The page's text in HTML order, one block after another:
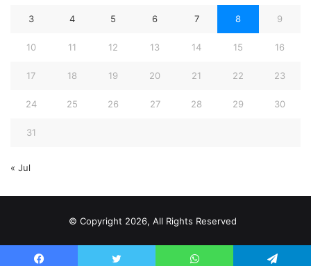
3 4 5 6 7 8 9
10 11 12 13 14 15 16
17 18 19 20 21 22 23
24 25 26 27 28 29 30
31
« Jul
© Copyright 2026, All Rights Reserved